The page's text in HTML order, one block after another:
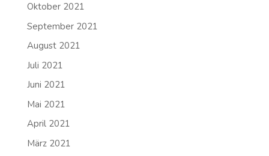
Oktober 2021
September 2021
August 2021
Juli 2021
Juni 2021
Mai 2021
April 2021
März 2021